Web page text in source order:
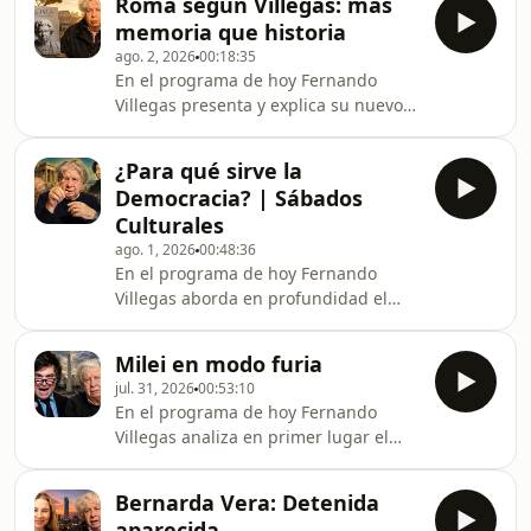
restablecimiento de relaciones
diplomáticas entre Chile y Venezuela,
cuestionando las críticas de Johannes
Kaiser y defendiendo los beneficios
potenciales de la diplomacia. Luego
ironiza sobre las declaraciones de
Lautaro Carmona respecto a la
“democracia” cuban
memoria que historia
ago. 2, 202600:18:35
En el programa de hoy Fernando
Villegas presenta y explica su nuevo
anteriores, donde mezcla recuerdos
personales con episodios de la
historia romana. A lo largo del
programa, describe cómo surgió su
interés por Roma desde su juventud,
sus experiencias en bibliotecas y la
influencia de distintos historiadores.
El autor enfatiza que n
¿Para qué sirve la
Democracia? | Sábados
Culturales
ago. 1, 202600:48:36
En el programa de hoy Fernando
Villegas aborda en profundidad el
y explicando que no es un sistema
diseñado para gestionar
eficientemente un país, sino para
contener y canalizar los conflictos
sociales. Recorre su origen histórico
desde la Atenas clásica hasta las
distintas formas modernas, como la
Milei en modo furia
jul. 31, 202600:53:10
En el programa de hoy Fernando
Villegas analiza en primer lugar el
señales de desesperación en la élite
Bernarda Vera: Detenida